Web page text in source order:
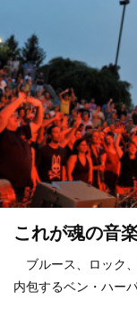
これが魂の音
ブルース、ロック
内包するベン・ハー